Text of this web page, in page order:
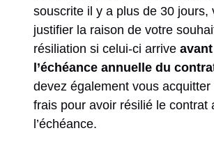
souscrite il y a plus de 30 jours,
justifier la raison de votre
résiliation si celui-ci arrive avant
l’échéance annuelle du contra
devez également vous
frais pour avoir résilié le contrat
l’échéance.